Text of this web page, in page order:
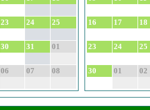
23 24 25
30 31 01
06 07 08
16 17 18
23 24 25
30 01 02